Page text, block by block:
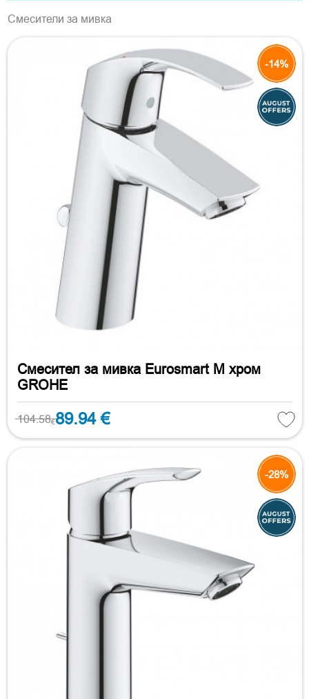
Смесители за мивка
-14%
Смесител за мивка Eurosmart M хром
GROHE
104.58€89.94 €
-28%